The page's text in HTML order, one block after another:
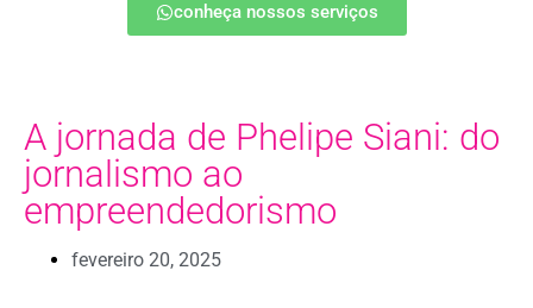
conheça nossos serviços
A jornada de Phelipe Siani: do
jornalismo ao
empreendedorismo
fevereiro 20, 2025